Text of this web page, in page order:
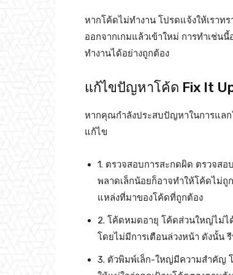
หากโค้ดไม่ทำงาน โปรดแจ้งให้เราท
ออกจากเกมแล้วเข้าใหม่ การทำเช่น
ทำงานได้อย่างถูกต้อง
แก้ไขปัญหาโค้ด Fix It
หากคุณกำลังประสบปัญหาในการแล
แก้ไข
1. ตรวจสอบการสะกดผิด ตรวจส
พลาดเล็กน้อยก็อาจทำให้โค้ดไม่ถู
แหล่งที่มาของโค้ดที่ถูกต้อง
2. โค้ดหมดอายุ โค้ดส่วนใหญ่ไม่
โดยไม่มีการเตือนล่วงหน้า ดังนั้น
3. ตัวพิมพ์เล็ก-ใหญ่มีความสำคัญ